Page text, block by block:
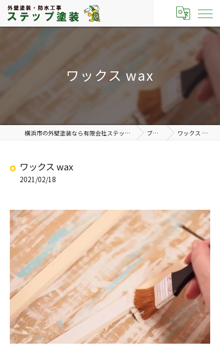
ワックス wax
横浜市の外壁塗装なら有限会社ステップ塗装 ブログ ワックス wax
ワックス wax
2021/02/18